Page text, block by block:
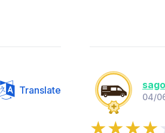
Translate
04/